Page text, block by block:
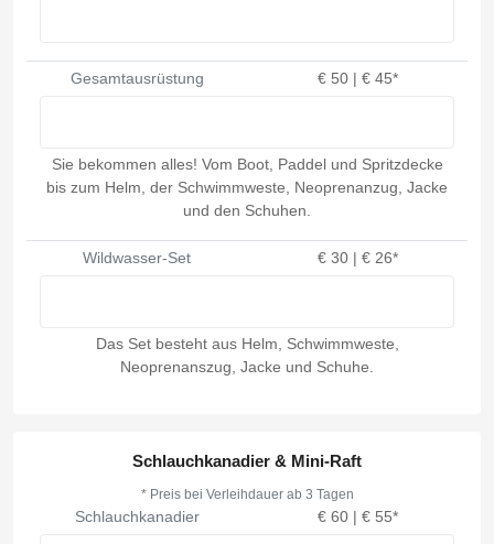
Gesamtausrüstung € 50 | € 45*
Sie bekommen alles! Vom Boot, Paddel und Spritzdecke
bis zum Helm, der Schwimmweste, Neoprenanzug, Jacke
und den Schuhen.
Wildwasser-Set € 30 | € 26*
Das Set besteht aus Helm, Schwimmweste,
Neoprenanszug, Jacke und Schuhe.
Schlauchkanadier & Mini-Raft
* Preis bei Verleihdauer ab 3 Tagen
Schlauchkanadier € 60 | € 55*